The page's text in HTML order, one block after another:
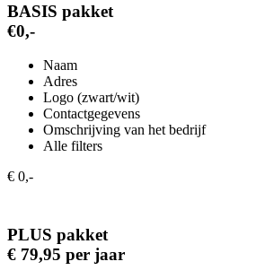
BASIS pakket
€0,-
Naam
Adres
Logo (zwart/wit)
Contactgegevens
Omschrijving van het bedrijf
Alle filters
€ 0,-
PLUS pakket
€ 79,95 per jaar